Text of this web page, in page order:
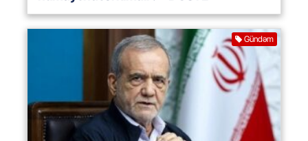
Gündəm